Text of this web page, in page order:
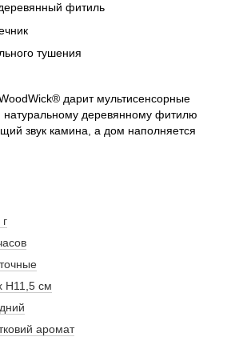
фитиль
тушения
дарит мультисенсорные
деревянному фитилю
звук камина, а дом наполняется
Н11,5 см
аромат